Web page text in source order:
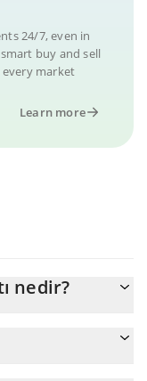
24/7, even in
buy and sell
market
Learn more
nedir?